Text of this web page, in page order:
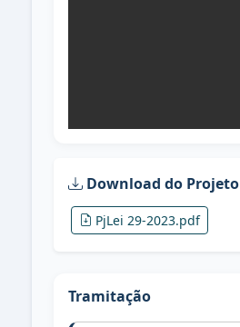
Download do Projeto
PjLei 29-2023.pdf
Tramitação